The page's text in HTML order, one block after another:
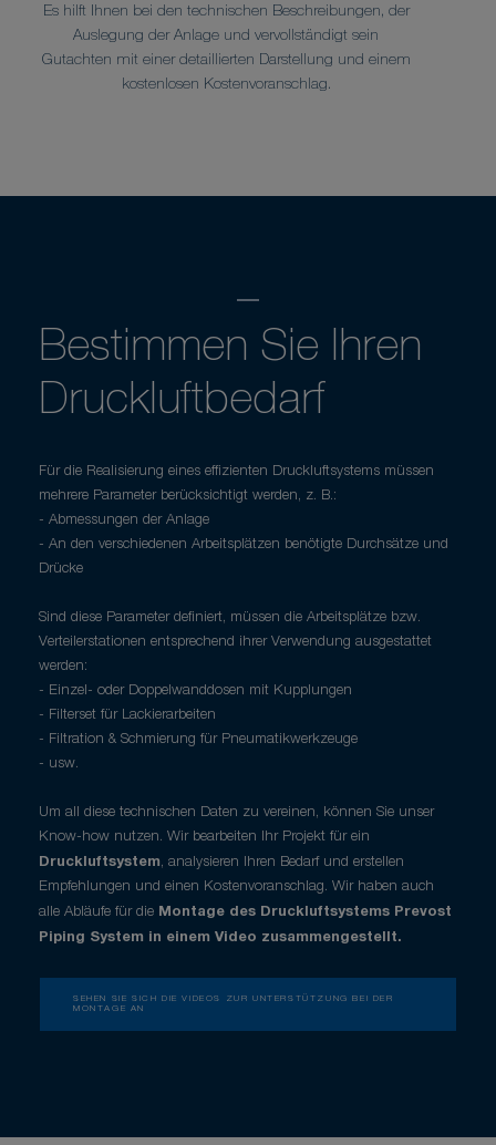
Es hilft Ihnen bei den technischen Beschreibungen, der
Auslegung der Anlage und vervollständigt sein
Gutachten mit einer detaillierten Darstellung und einem
kostenlosen Kostenvoranschlag.
Bestimmen Sie Ihren
Druckluftbedarf
Für die Realisierung eines effizienten Druckluftsystems müssen
mehrere Parameter berücksichtigt werden, z. B.:
- Abmessungen der Anlage
- An den verschiedenen Arbeitsplätzen benötigte Durchsätze und
Drücke
Sind diese Parameter definiert, müssen die Arbeitsplätze bzw.
Verteilerstationen entsprechend ihrer Verwendung ausgestattet
werden:
- Einzel- oder Doppelwanddosen mit Kupplungen
- Filterset für Lackierarbeiten
- Filtration & Schmierung für Pneumatikwerkzeuge
- usw.
Um all diese technischen Daten zu vereinen, können Sie unser
Know-how nutzen. Wir bearbeiten Ihr Projekt für ein
Druckluftsystem, analysieren Ihren Bedarf und erstellen
Empfehlungen und einen Kostenvoranschlag. Wir haben auch
alle Abläufe für die Montage des Druckluftsystems Prevost
Piping System in einem Video zusammengestellt.
SEHEN SIE SICH DIE VIDEOS ZUR UNTERSTÜTZUNG BEI DER
MONTAGE AN